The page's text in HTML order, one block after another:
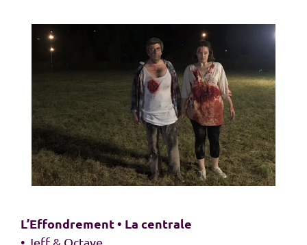
L’Effondrement • La centrale
• Jeff & Octave